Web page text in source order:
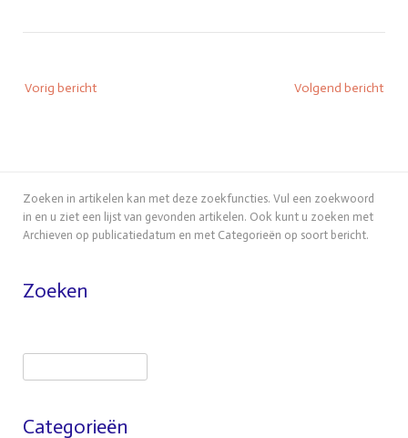
navigatie
Vorig bericht Volgend bericht
Zoeken in artikelen kan met deze zoekfuncties. Vul een zoekwoord
in en u ziet een lijst van gevonden artikelen. Ook kunt u zoeken met
Archieven op publicatiedatum en met Categorieën op soort bericht.
Zoeken
Categorieën